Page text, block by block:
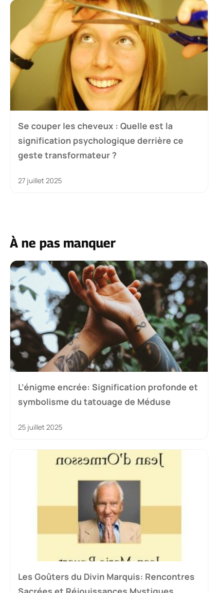
Se couper les cheveux : Quelle est la
signification psychologique derrière ce
geste transformateur ?
27 juillet 2025
À ne pas manquer
L’énigme encrée: Signification profonde et
symbolisme du tatouage de Méduse
25 juillet 2025
Les Goûters du Divin Marquis: Rencontres